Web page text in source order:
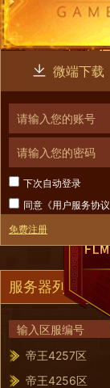
微端下载
下次自动登录
同意《用户服务协议
免费注册
服务器列表
帝王4257区
帝王4256区